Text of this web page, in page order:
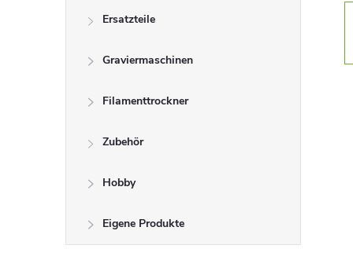
Ersatzteile
Graviermaschinen
Filamenttrockner
Zubehör
Hobby
Eigene Produkte